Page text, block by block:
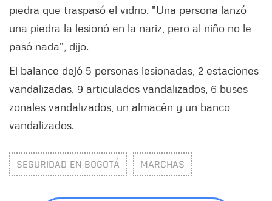
piedra que traspasó el vidrio. "Una persona lanzó
una piedra la lesionó en la nariz, pero al niño no le
pasó nada", dijo.
El balance dejó 5 personas lesionadas, 2 estaciones
vandalizadas, 9 articulados vandalizados, 6 buses
zonales vandalizados, un almacén y un banco
vandalizados.
SEGURIDAD EN BOGOTÁ MARCHAS